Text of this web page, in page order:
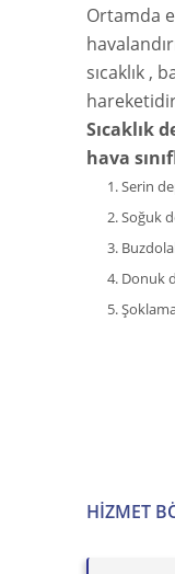
HIZMET
Ortamda
sıcaklık ,
Sıcaklık
hava
Serin
Soğuk
Donuk